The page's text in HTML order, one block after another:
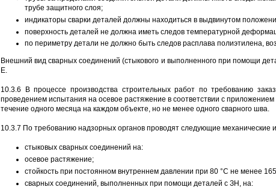
трубе защитного слоя;
индикаторы сварки деталей должны находиться в выдвинутом
поверхность деталей не должна иметь следов температурной
по периметру детали не должно быть следов расплава полиэтилена,
Внешний вид сварных соединений (стыкового и выполненного при помощи
Е.
10.3.6 В процессе производства строительных работ по требованию
проведением испытания на осевое растяжение в соответствии с
течение одного месяца на каждом объекте, но не менее одного сварного шва.
10.3.7 По требованию надзорных органов проводят следующие
стыковых сварных соединений на:
осевое растяжение;
стойкость при постоянном внутреннем давлении при 80 °С не менее
сварных соединений, выполненных при помощи деталей с ЗН, на: